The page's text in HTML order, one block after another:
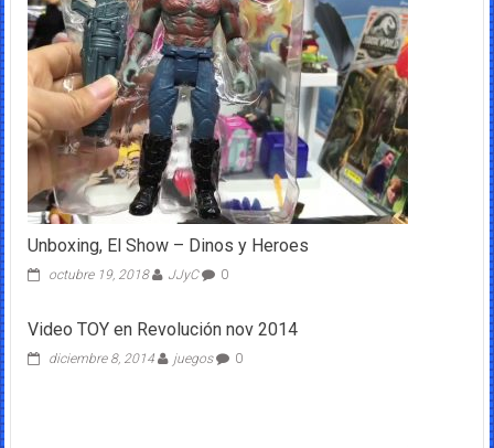
Unboxing, El Show – Dinos y Heroes
octubre 19, 2018 JJyC 0
Video TOY en Revolución nov 2014
diciembre 8, 2014 juegos 0